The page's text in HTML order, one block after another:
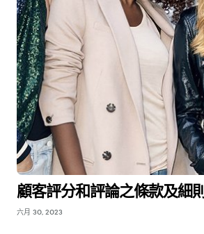
顧客評分和評論之條款及細則
六月 30, 2023